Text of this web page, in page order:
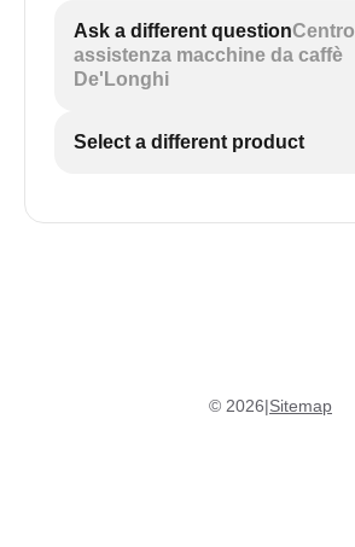
Ask a different questionCentro
assistenza macchine da caffè
De'Longhi
Select a different product
© 2026|Sitemap